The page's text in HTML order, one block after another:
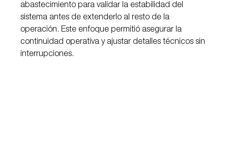
abastecimiento para validar la estabilidad del
sistema antes de extenderlo al resto de la
operación. Este enfoque permitió asegurar la
continuidad operativa y ajustar detalles técnicos sin
interrupciones.